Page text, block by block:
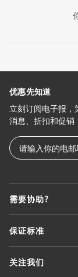
需要协助?
保证标准
关注我们
优惠先知道
立刻订阅电子报
消息、折扣和促销